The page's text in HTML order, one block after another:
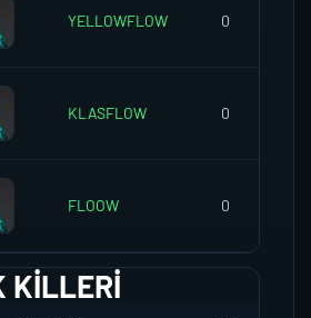
YELLOWFLOW 0
KLASFLOW 0
FLOOW 0
KILLERI